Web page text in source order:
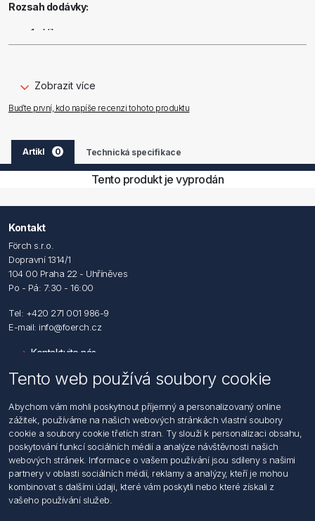
Rozsah dodávky:
1× klika
1× klika, plochá
2× rozeta
Zobrazit více
Buďte první, kdo napíše recenzi tohoto produktu
Artikl 0 Technická specifikace
Tento produkt je vyprodán
Kontakt
Förch s.r.o.
Dopravní 1314/1
104 00 Praha 22 - Uhříněves
Po - Pá: 7:30 - 16:00
Tel: +420 271 001 986-9
E-mail: info@foerch.cz
Kontaktujte nás
Hledat
Dodržování předpisů
Zásady zpracování osobních údajů fyzických osob
Podmínky zasílání elektronických dokumentu
Všeobecné dodací a obchodní podmínky
Informace o nakládaní s elektroodpadem
Tento web používá soubory cookie
Abychom vám mohli poskytnout příjemný a personalizovaný online
zážitek, používáme na našich webových stránkách vlastní soubory
cookie a soubory cookie třetích stran. Ty slouží k personalizaci obsahu,
poskytování funkcí sociálních médií a analýze návštěvnosti našich
webových stránek. Informace o vašem používání jsou sdíleny s našimi
partnery v oblasti sociálních médií, reklamy a analýzy, kteří je mohou
kombinovat s dalšími údaji, které vám poskytli nebo které získali z
vašeho používání služeb.